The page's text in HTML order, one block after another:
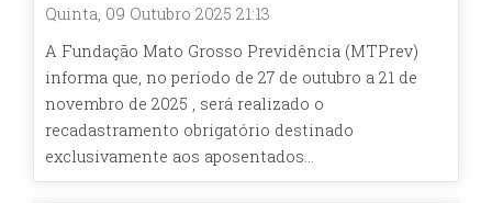
Quinta, 09 Outubro 2025 21:13
A Fundação Mato Grosso Previdência (MTPrev)
informa que, no período de 27 de outubro a 21 de
novembro de 2025 , será realizado o
recadastramento obrigatório destinado
exclusivamente aos aposentados...